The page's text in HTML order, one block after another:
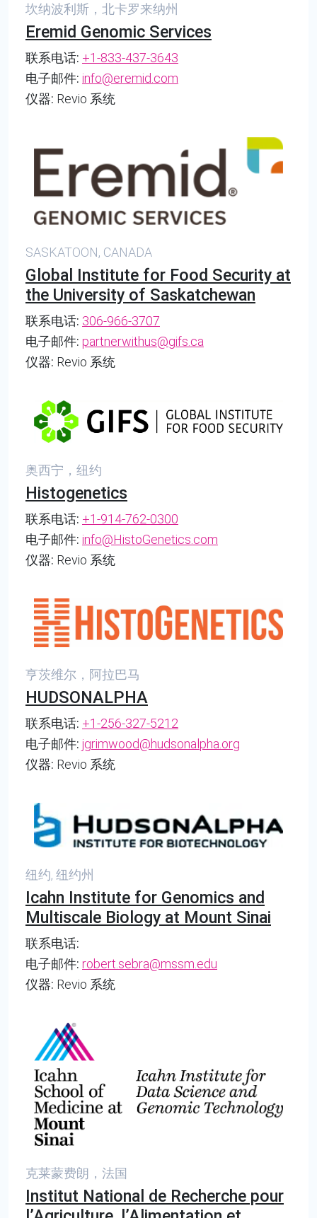
坎纳波利斯，北卡罗来纳州
Eremid Genomic Services
联系电话: +1-833-437-3643
电子邮件: info@eremid.com
仪器: Revio 系统
SASKATOON, CANADA
Global Institute for Food Security at
the University of Saskatchewan
联系电话: 306-966-3707
电子邮件: partnerwithus@gifs.ca
仪器: Revio 系统
奥西宁，纽约
Histogenetics
联系电话: +1-914-762-0300
电子邮件: info@HistoGenetics.com
仪器: Revio 系统
亨茨维尔，阿拉巴马
HUDSONALPHA
联系电话: +1-256-327-5212
电子邮件: jgrimwood@hudsonalpha.org
仪器: Revio 系统
纽约, 纽约州
Icahn Institute for Genomics and
Multiscale Biology at Mount Sinai
联系电话:
电子邮件: robert.sebra@mssm.edu
仪器: Revio 系统
克莱蒙费朗，法国
Institut National de Recherche pour